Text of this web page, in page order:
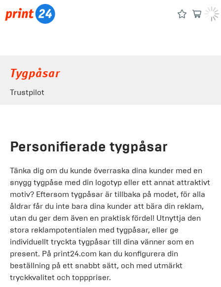
Tygpåsar
Trustpilot
Personifierade tygpåsar
Tänka dig om du kunde överraska dina kunder med en
snygg tygpåse med din logotyp eller ett annat attraktivt
motiv? Eftersom tygpåsar är tillbaka på modet, för alla
åldrar får du inte bara dina kunder att bära din reklam,
utan du ger dem även en praktisk fördel! Utnyttja den
stora reklampotentialen med tygpåsar, eller ge
individuellt tryckta tygpåsar till dina vänner som en
present. På print24.com kan du konfigurera din
beställning på ett snabbt sätt, och med utmärkt
tryckkvalitet och topppriser.